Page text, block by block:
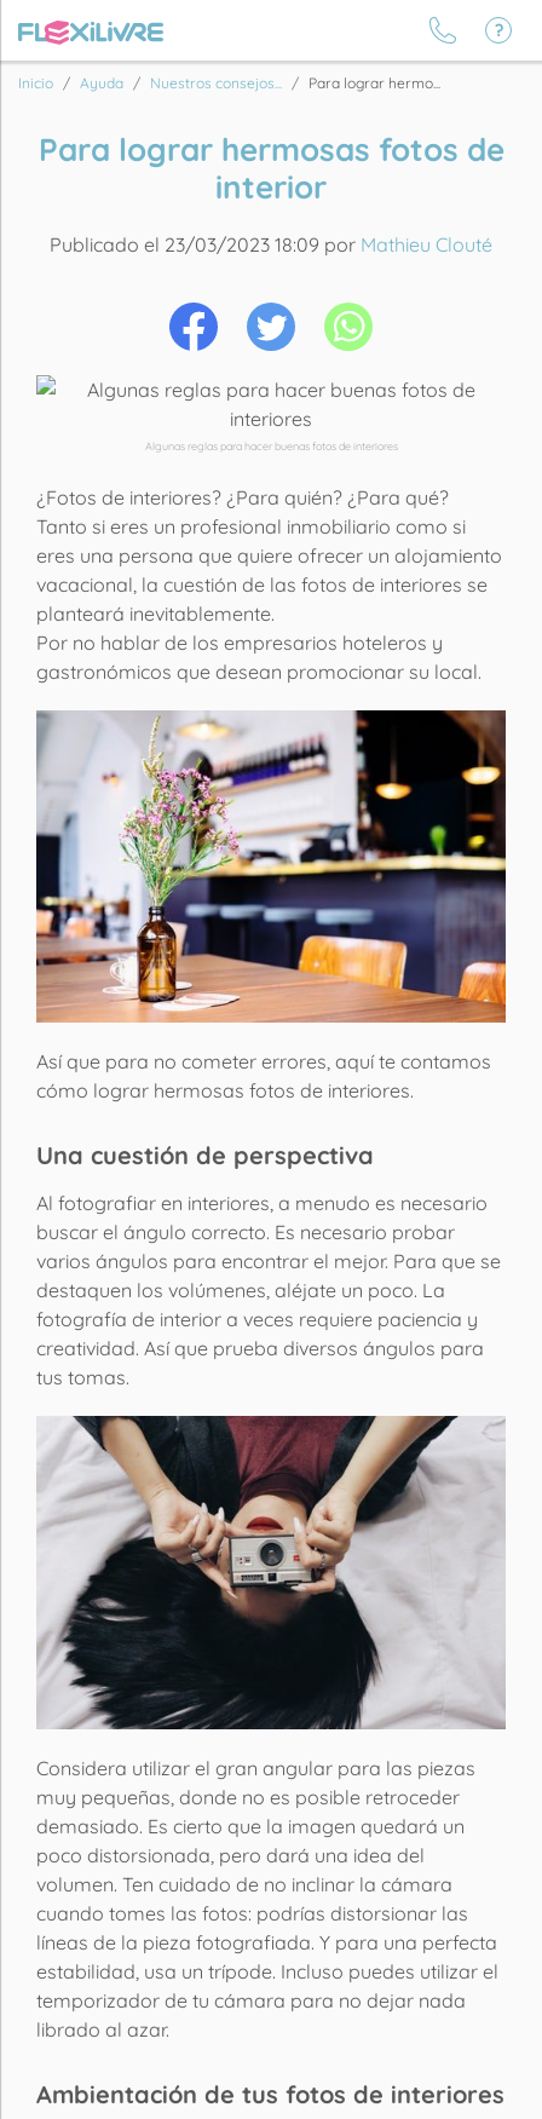
Inicio Ayuda Nuestros consejos... Para lograr hermo...
Para lograr hermosas fotos de
interior
Publicado el 23/03/2023 18:09 por Mathieu Clouté
Algunas reglas para hacer buenas fotos de interiores
¿Fotos de interiores? ¿Para quién? ¿Para qué?
Tanto si eres un profesional inmobiliario como si
eres una persona que quiere ofrecer un alojamiento
vacacional, la cuestión de las fotos de interiores se
planteará inevitablemente.
Por no hablar de los empresarios hoteleros y
gastronómicos que desean promocionar su local.
Así que para no cometer errores, aquí te contamos
cómo lograr hermosas fotos de interiores.
Una cuestión de perspectiva
Al fotografiar en interiores, a menudo es necesario
buscar el ángulo correcto. Es necesario probar
varios ángulos para encontrar el mejor. Para que se
destaquen los volúmenes, aléjate un poco. La
fotografía de interior a veces requiere paciencia y
creatividad. Así que prueba diversos ángulos para
tus tomas.
Considera utilizar el gran angular para las piezas
muy pequeñas, donde no es posible retroceder
demasiado. Es cierto que la imagen quedará un
poco distorsionada, pero dará una idea del
volumen. Ten cuidado de no inclinar la cámara
cuando tomes las fotos: podrías distorsionar las
líneas de la pieza fotografiada. Y para una perfecta
estabilidad, usa un trípode. Incluso puedes utilizar el
temporizador de tu cámara para no dejar nada
librado al azar.
Ambientación de tus fotos de interiores